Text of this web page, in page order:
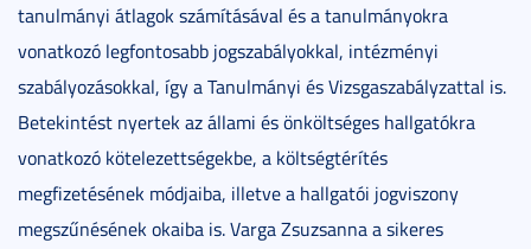
tanulmányi átlagok számításával és a tanulmányokra
vonatkozó legfontosabb jogszabályokkal, intézményi
szabályozásokkal, így a Tanulmányi és Vizsgaszabályzattal is.
Betekintést nyertek az állami és önköltséges hallgatókra
vonatkozó kötelezettségekbe, a költségtérítés
megfizetésének módjaiba, illetve a hallgatói jogviszony
megszűnésének okaiba is. Varga Zsuzsanna a sikeres